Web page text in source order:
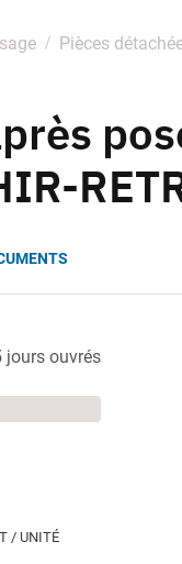
Pièces
jours ouvrés
/ UNITÉ